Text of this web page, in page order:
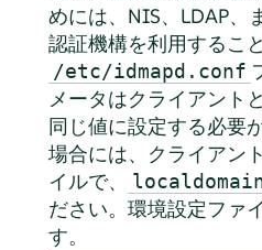
めには、NIS、LDAP、
認証機構を利用するこ
/etc/idmapd.conf
メータはクライアント
同じ値に設定する必要
場合には、クライアン
イルで、
ださい。環境設定ファ
す。